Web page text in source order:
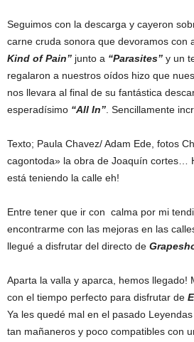
Seguimos con la descarga y cayeron
carne cruda sonora que devoramos con
Kind of Pain” junto a “Parasites” y un
regalaron a nuestros oídos hizo que
nos llevara al final de su fantástica
esperadísimo “All In” . Sencillamente
Texto; Paula Chavez/ Adam Ede, fotos
cagontoda» la obra de Joaquín cortes…
está teniendo la calle eh!
Entre tener que ir con calma por mi
encontrarme con las mejoras en las
llegué a disfrutar del directo de
Aparta la valla y aparca, hemos llegado!
con el tiempo perfecto para disfrutar de
Ya les quedé mal en el pasado
tan mañaneros y poco compatibles con